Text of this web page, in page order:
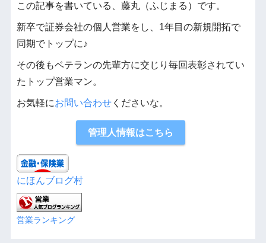
この記事を書いている、藤丸（ふじまる）です。
新卒で証券会社の個人営業をし、1年目の新規開拓で
同期でトップに♪
その後もベテランの先輩方に交じり毎回表彰されてい
たトップ営業マン。
お気軽にお問い合わせくださいな。
管理人情報はこちら
にほんブログ村
営業ランキング